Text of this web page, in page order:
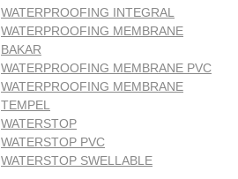
WATERPROOFING INTEGRAL
WATERPROOFING MEMBRANE
BAKAR
WATERPROOFING MEMBRANE PVC
WATERPROOFING MEMBRANE
TEMPEL
WATERSTOP
WATERSTOP PVC
WATERSTOP SWELLABLE